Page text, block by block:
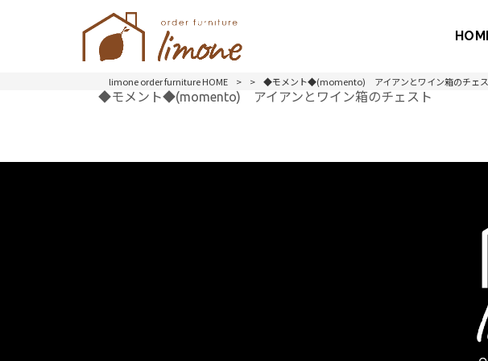
limone order furniture HOME > > ◆モメント◆(momento) アイアンとワイン箱のチェ
◆モメント◆(momento) アイアンとワイン箱のチェスト